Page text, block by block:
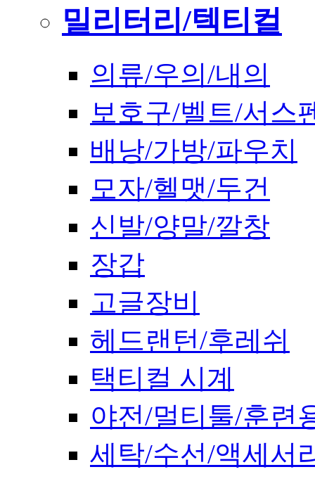
밀리터리/텍티컬
의류/우의/내의
보호구/벨트/서스
배낭/가방/파우치
모자/헬맷/두건
신발/양말/깔창
장갑
고글장비
헤드랜턴/후레쉬
택티컬 시계
야전/멀티툴/훈련
세탁/수선/액세서